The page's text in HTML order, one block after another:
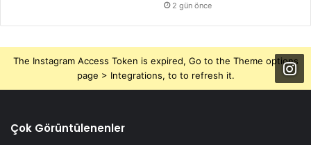
2 gün önce
The Instagram Access Token is expired, Go to the Theme options
page > Integrations, to to refresh it.
Çok Görüntülenenler